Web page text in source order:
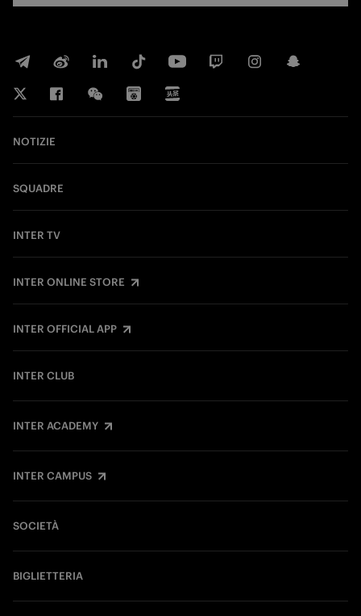
NOTIZIE
SQUADRE
INTER TV
INTER ONLINE STORE
INTER OFFICIAL APP
INTER CLUB
INTER ACADEMY
INTER CAMPUS
SOCIETÀ
BIGLIETTERIA